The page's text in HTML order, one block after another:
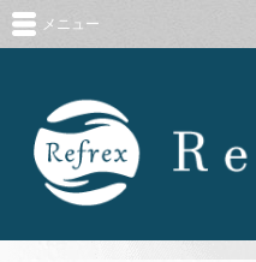
メニュー